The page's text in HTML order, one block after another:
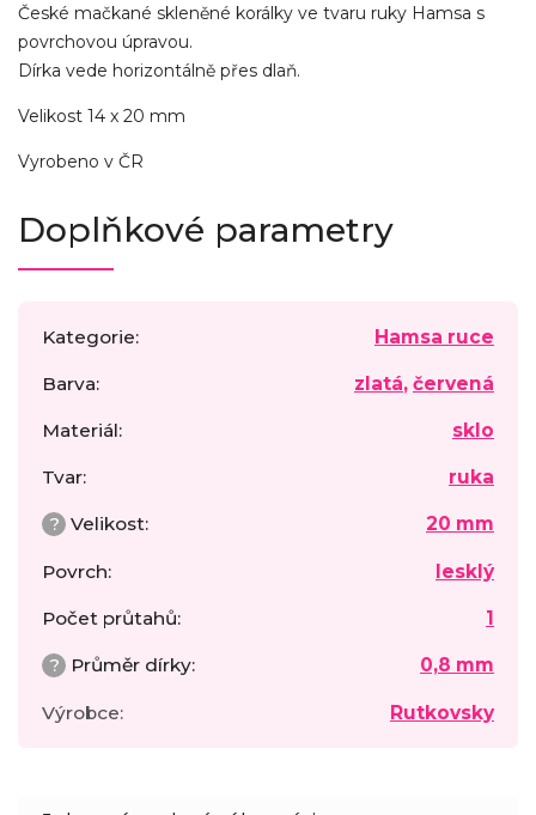
České mačkané skleněné korálky ve tvaru ruky Hamsa s
povrchovou úpravou.
Dírka vede horizontálně přes dlaň.
Velikost 14 x 20 mm
Vyrobeno v ČR
Doplňkové parametry
Kategorie: Hamsa ruce
Barva: zlatá, červená
Materiál: sklo
Tvar: ruka
? Velikost: 20 mm
Povrch: lesklý
Počet průtahů: 1
? Průměr dírky: 0,8 mm
Výrobce: Rutkovsky